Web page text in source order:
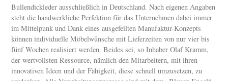
Bullendickleder ausschließlich in Deutschland. Nach eigenen Angaben
steht die handwerkliche Perfektion für das Unternehmen dabei immer
im Mittelpunk und Dank eines ausgefeilten Manufaktur-Konzepts
können individuelle Möbelwünsche mit Lieferzeiten von nur vier bis
fünf Wochen realisiert werden. Beides sei, so Inhaber Olaf Kramm,
der wertvollsten Ressource, nämlich den Mitarbeitern, mit ihren
innovativen Ideen und der Fähigkeit, diese schnell umzusetzen, zu